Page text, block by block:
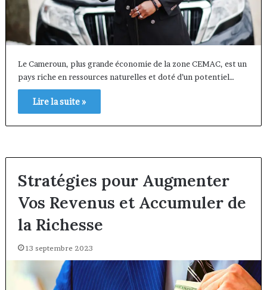
Le Cameroun, plus grande économie de la zone CEMAC, est un
pays riche en ressources naturelles et doté d’un potentiel…
Lire la suite »
Stratégies pour Augmenter
Vos Revenus et Accumuler de
la Richesse
13 septembre 2023